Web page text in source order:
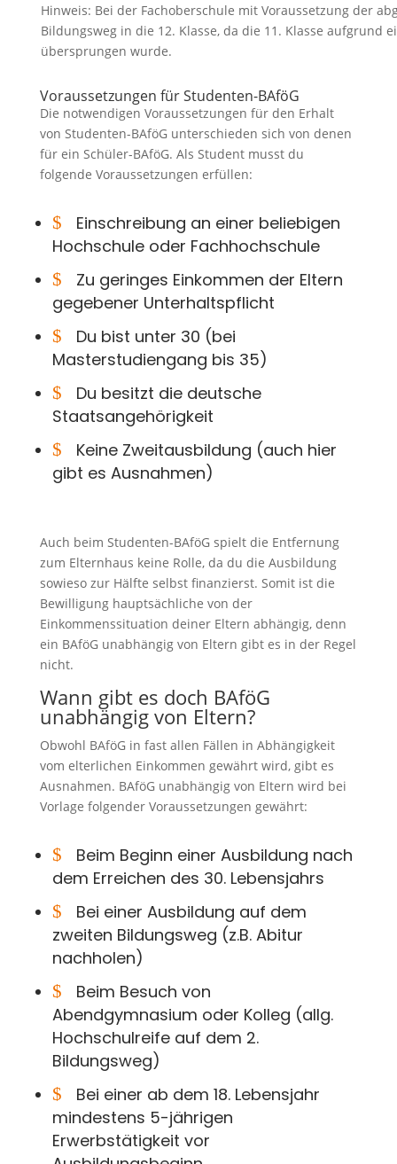
Hinweis: Bei der Fachoberschule mit Voraussetzung der
Bildungsweg in die 12. Klasse, da die 11. Klasse aufgrund
übersprungen wurde.
Voraussetzungen für Studenten-BAföG
Die notwendigen Voraussetzungen für den Erhalt
von Studenten-BAföG unterschieden sich von denen
für ein Schüler-BAföG. Als Student musst du
folgende Voraussetzungen erfüllen:
$
Einschreibung an einer beliebigen
Hochschule oder Fachhochschule
$
Zu geringes Einkommen der Eltern
gegebener Unterhaltspflicht
$
Du bist unter 30 (bei
Masterstudiengang bis 35)
$
Du besitzt die deutsche
Staatsangehörigkeit
$
Keine Zweitausbildung (auch hier
gibt es Ausnahmen)
Auch beim Studenten-BAföG spielt die Entfernung
zum Elternhaus keine Rolle, da du die Ausbildung
sowieso zur Hälfte selbst finanzierst. Somit ist die
Bewilligung hauptsächliche von der
Einkommenssituation deiner Eltern abhängig, denn
ein BAföG unabhängig von Eltern gibt es in der Regel
nicht.
Wann gibt es doch BAföG
unabhängig von Eltern?
Obwohl BAföG in fast allen Fällen in Abhängigkeit
vom elterlichen Einkommen gewährt wird, gibt es
Ausnahmen. BAföG unabhängig von Eltern wird bei
Vorlage folgender Voraussetzungen gewährt:
$
Beim Beginn einer Ausbildung nach
dem Erreichen des 30. Lebensjahrs
$
Bei einer Ausbildung auf dem
zweiten Bildungsweg (z.B. Abitur
nachholen)
$
Beim Besuch von
Abendgymnasium oder Kolleg (allg.
Hochschulreife auf dem 2.
Bildungsweg)
$
Bei einer ab dem 18. Lebensjahr
mindestens 5-jährigen
Erwerbstätigkeit vor